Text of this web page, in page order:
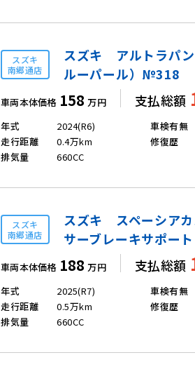
スズキ
南郷通店
スズキ アルトラパ
ルーパール）№318
車両本体価格 158 万円 支払総額
年式
2024(R6)
走行距離
0.4万km
排気量
660CC
車検有無
修復歴
スズキ
南郷通店
スズキ スペーシア
サーブレーキサポー
車両本体価格 188 万円 支払総額
年式
2025(R7)
走行距離
0.5万km
排気量
660CC
車検有無
修復歴